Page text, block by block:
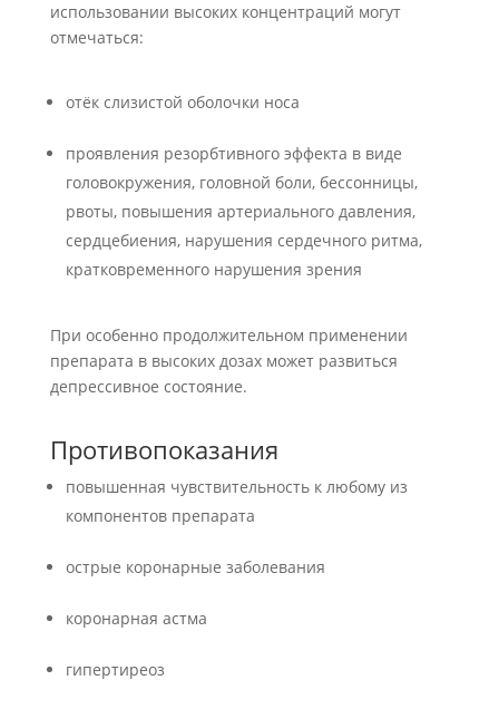
использовании высоких концентраций могут
отмечаться:
отёк слизистой оболочки носа
проявления резорбтивного эффекта в виде
головокружения, головной боли, бессонницы,
рвоты, повышения артериального давления,
сердцебиения, нарушения сердечного ритма,
кратковременного нарушения зрения
При особенно продолжительном применении
препарата в высоких дозах может развиться
депрессивное состояние.
Противопоказания
повышенная чувствительность к любому из
компонентов препарата
острые коронарные заболевания
коронарная астма
гипертиреоз